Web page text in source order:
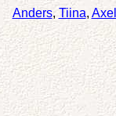
Anders, Tiina, Axel